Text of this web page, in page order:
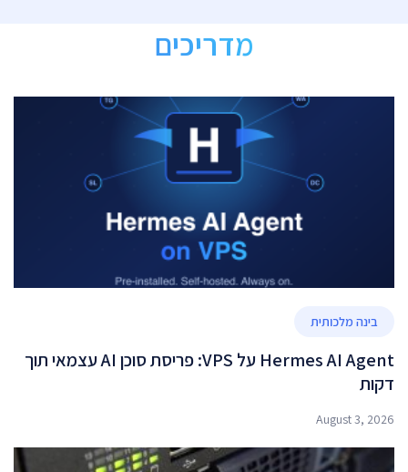
מדריכים
בינה מלכותית
Hermes AI Agent על VPS: פריסת סוכן AI עצמאי תוך
דקות
August 3, 2026